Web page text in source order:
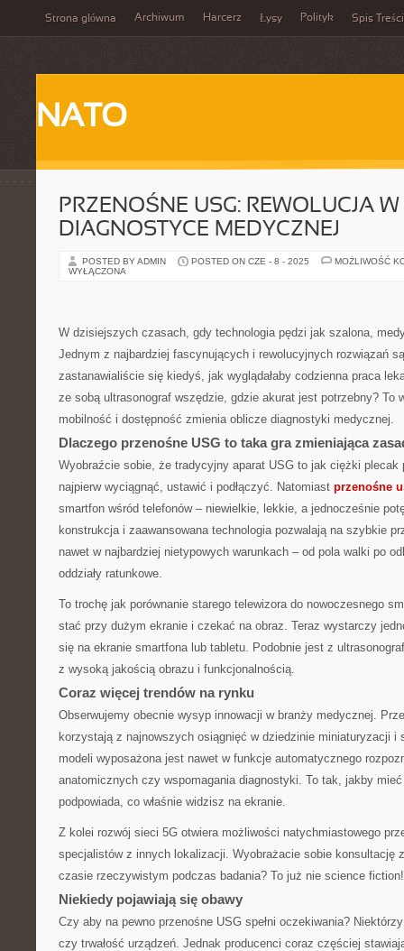
Strona główna Archiwum Harcerz Łysy Polityk Spis Treści
NATO
PRZENOŚNE USG: REWOLUCJA W
DIAGNOSTYCE MEDYCZNEJ
POSTED BY ADMIN POSTED ON CZE - 8 - 2025
MOŻLIWOŚĆ
WYŁĄCZONA
W dzisiejszych czasach, gdy technologia pędzi jak szalona,
Jednym z najbardziej fascynujących i rewolucyjnych rozwiązań
zastanawialiście się kiedyś, jak wyglądałaby codzienna praca
ze sobą ultrasonograf wszędzie, gdzie akurat jest potrzebny? To
mobilność i dostępność zmienia oblicze diagnostyki medycznej.
Dlaczego przenośne USG to taka gra zmieniająca
Wyobraźcie sobie, że tradycyjny aparat USG to jak ciężki plecak
najpierw wyciągnąć, ustawić i podłączyć. Natomiast przenośne
smartfon wśród telefonów – niewielkie, lekkie, a jednocześnie
konstrukcja i zaawansowana technologia pozwalają na szybkie
nawet w najbardziej nietypowych warunkach – od pola walki po
oddziały ratunkowe.
To trochę jak porównanie starego telewizora do nowoczesnego
stać przy dużym ekranie i czekać na obraz. Teraz wystarczy
się na ekranie smartfona lub tabletu. Podobnie jest z
z wysoką jakością obrazu i funkcjonalnością.
Coraz więcej trendów na rynku
Obserwujemy obecnie wysyp innowacji w branży medycznej.
korzystają z najnowszych osiągnięć w dziedzinie miniaturyzacji i
modeli wyposażona jest nawet w funkcje automatycznego
anatomicznych czy wspomagania diagnostyki. To tak, jakby
podpowiada, co właśnie widzisz na ekranie.
Z kolei rozwój sieci 5G otwiera możliwości natychmiastowego
specjalistów z innych lokalizacji. Wyobrażacie sobie konsultację
czasie rzeczywistym podczas badania? To już nie science fiction!
Niekiedy pojawiają się obawy
Czy aby na pewno przenośne USG spełni oczekiwania?
czy trwałość urządzeń. Jednak producenci coraz częściej